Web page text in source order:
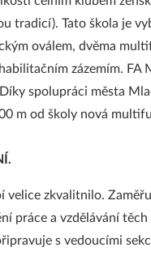
tradicí). Tato škola je
oválem, dvěma
zázemím. FA
spolupráci města
m od školy nová
velice zkvalitnilo.
práce a vzdělávání těch
s vedoucími